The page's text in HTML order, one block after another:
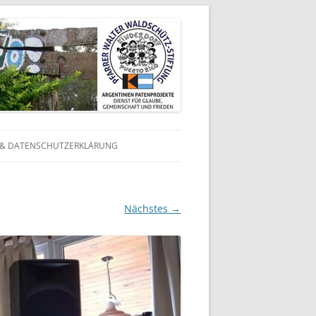
IN
DATENSCHUTZERKLÄRUNG
Nächstes →